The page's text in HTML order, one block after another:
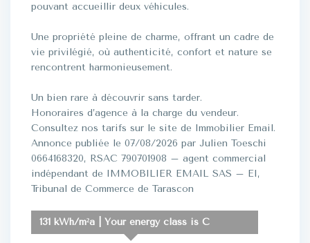
pouvant accueillir deux véhicules.
Une propriété pleine de charme, offrant un cadre de
vie privilégié, où authenticité, confort et nature se
rencontrent harmonieusement.
Un bien rare à découvrir sans tarder.
Honoraires d’agence à la charge du vendeur.
Consultez nos tarifs sur le site de Immobilier Email.
Annonce publiée le 07/08/2026 par Julien Toeschi
0664168320, RSAC 790701908 – agent commercial
indépendant de IMMOBILIER EMAIL SAS – EI,
Tribunal de Commerce de Tarascon
131 kWh/m²a | Your energy class is C